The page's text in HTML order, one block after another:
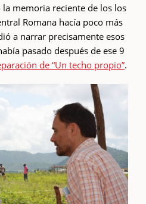
memoria reciente de los los
Romana hacía poco más
a narrar precisamente esos
pasado después de ese 9
de “Un techo propio”.